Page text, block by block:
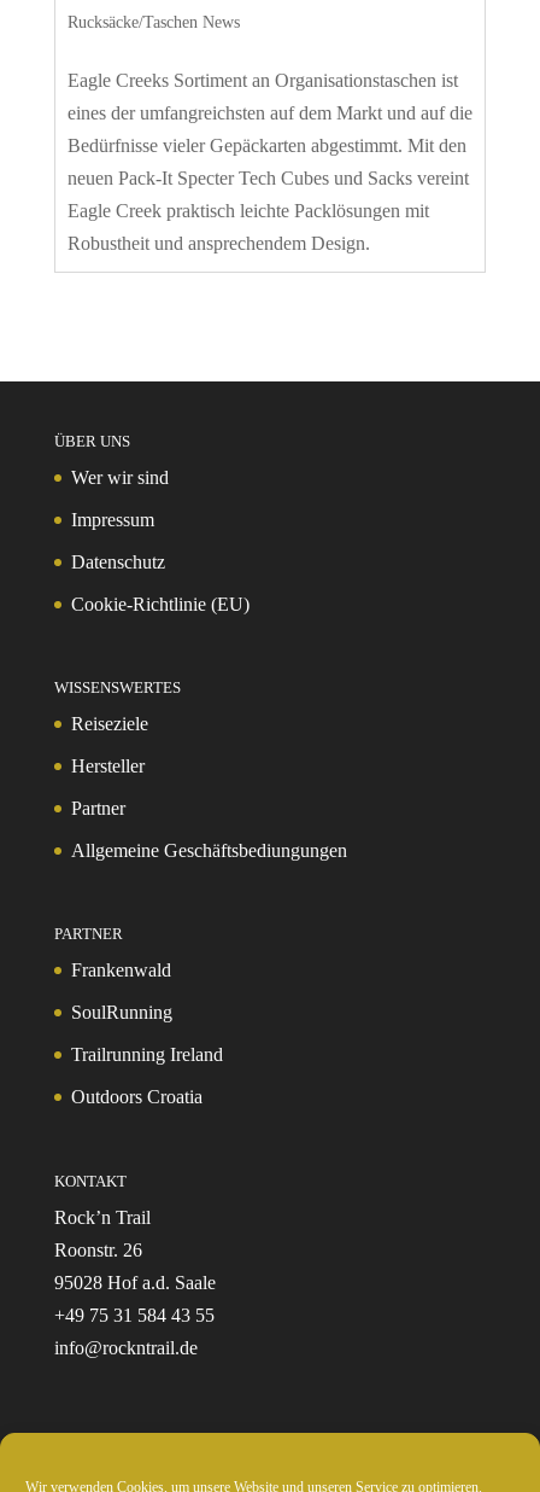
Wir verwenden Cookies, um unsere Website und unseren Service zu optimieren.
Rucksäcke/Taschen News
Eagle Creeks Sortiment an Organisationstaschen ist
eines der umfangreichsten auf dem Markt und auf die
Bedürfnisse vieler Gepäckarten abgestimmt. Mit den
neuen Pack-It Specter Tech Cubes und Sacks vereint
Eagle Creek praktisch leichte Packlösungen mit
Robustheit und ansprechendem Design.
ÜBER UNS
Wer wir sind
Impressum
Datenschutz
Cookie-Richtlinie (EU)
WISSENSWERTES
Reiseziele
Hersteller
Partner
Allgemeine Geschäftsbediungungen
PARTNER
Frankenwald
SoulRunning
Trailrunning Ireland
Outdoors Croatia
KONTAKT
Rock’n Trail
Roonstr. 26
95028 Hof a.d. Saale
+49 75 31 584 43 55
info@rockntrail.de